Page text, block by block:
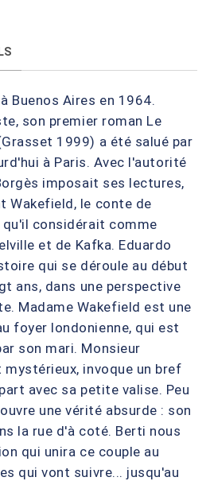
Buenos Aires en 1964.
son premier roman Le
1999) a été salué par
à Paris. Avec l'autorité
imposait ses lectures,
Wakefield, le conte de
qu'il considérait comme
et de Kafka. Eduardo
qui se déroule au début
ans, dans une perspective
Madame Wakefield est une
foyer londonienne, qui est
son mari. Monsieur
invoque un bref
avec sa petite valise. Peu
une vérité absurde : son
la rue d'à coté. Berti nous
qui unira ce couple au
qui vont suivre... jusqu'au